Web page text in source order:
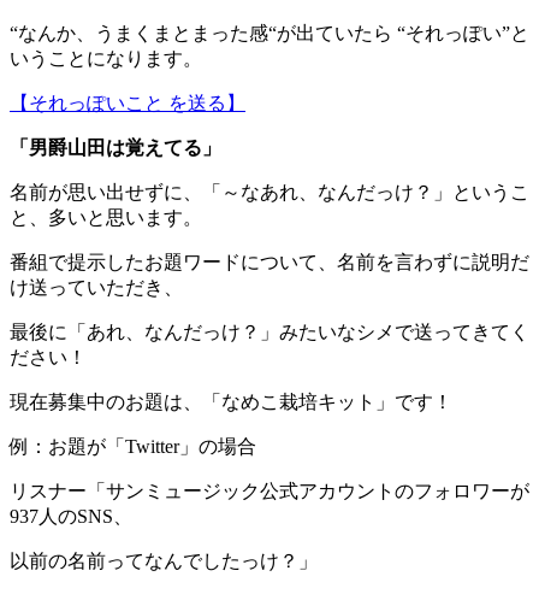
“なんか、うまくまとまった感“が出ていたら “それっぽい”と
いうことになります。
【それっぽいこと を送る】
「男爵山田は覚えてる」
名前が思い出せずに、「～なあれ、なんだっけ？」というこ
と、多いと思います。
番組で提示したお題ワードについて、名前を言わずに説明だ
け送っていただき、
最後に「あれ、なんだっけ？」みたいなシメで送ってきてく
ださい！
現在募集中のお題は、「なめこ栽培キット」です！
例：お題が「Twitter」の場合
リスナー「サンミュージック公式アカウントのフォロワーが
937人のSNS、
以前の名前ってなんでしたっけ？」